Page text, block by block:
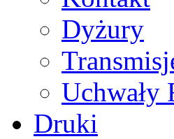
Dyżury
Uchwały
Druki